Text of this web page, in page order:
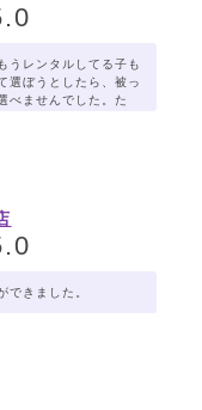
うレンタルしてる子も
選ぼうとしたら、被っ
べませんでした。た
できました。